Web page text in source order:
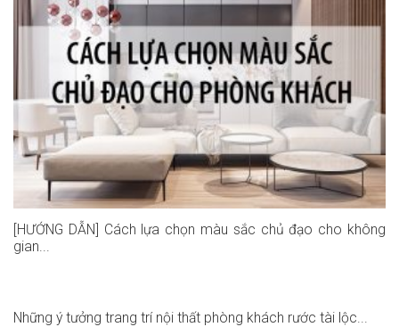
[HƯỚNG DẪN] Cách lựa chọn màu sắc chủ đạo cho không
gian...
Những ý tưởng trang trí nội thất phòng khách rước tài lộc...